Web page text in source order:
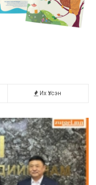
Их Үзсэн